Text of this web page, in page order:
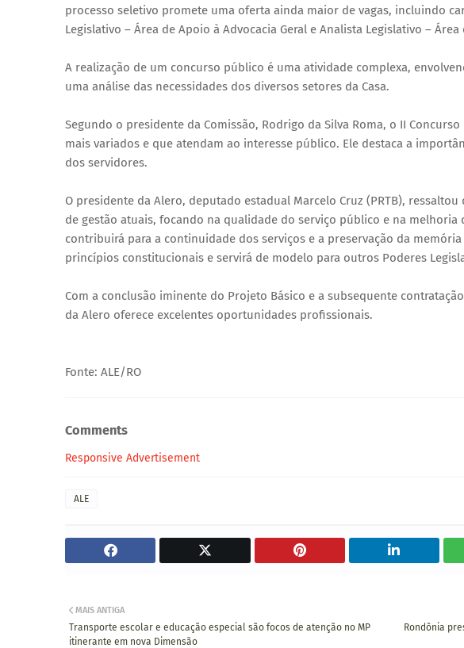
processo seletivo promete uma oferta ainda maior de vagas, incluindo
Legislativo – Área de Apoio à Advocacia Geral e Analista Legislativo –
A realização de um concurso público é uma atividade complexa,
uma análise das necessidades dos diversos setores da Casa.
Segundo o presidente da Comissão, Rodrigo da Silva Roma, o II
mais variados e que atendam ao interesse público. Ele destaca a
dos servidores.
O presidente da Alero, deputado estadual Marcelo Cruz (PRTB),
de gestão atuais, focando na qualidade do serviço público e na
contribuirá para a continuidade dos serviços e a preservação da
princípios constitucionais e servirá de modelo para outros Poderes
Com a conclusão iminente do Projeto Básico e a subsequente
da Alero oferece excelentes oportunidades profissionais.
Fonte: ALE/RO
Comments
Responsive Advertisement
ALE
​Rondônia
MAIS ANTIGA
Transporte escolar e educação especial são focos de atenção no MP
itinerante em nova Dimensão